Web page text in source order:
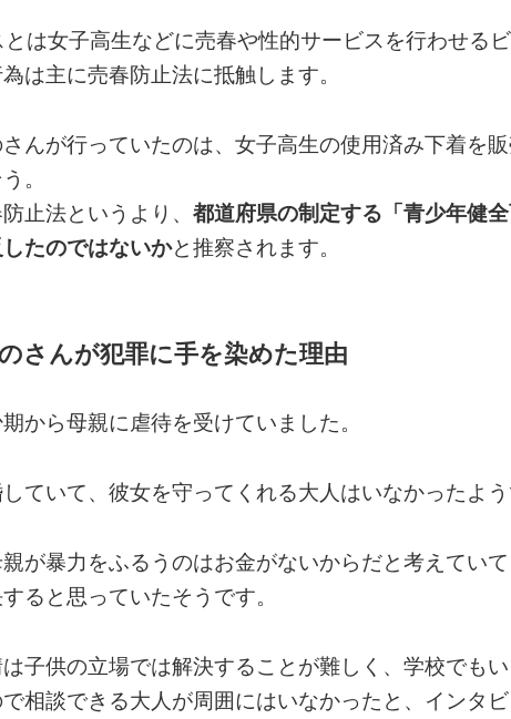
は女子高生などに売春や性的サービスを行わせる
は主に売春防止法に抵触します。
んが行っていたのは、女子高生の使用済み下着を
。
止法というより、都道府県の制定する「青少年健
たのではないかと推察されます。
さんが犯罪に手を染めた理由
から母親に虐待を受けていました。
ていて、彼女を守ってくれる大人はいなかったよう
が暴力をふるうのはお金がないからだと考えてい
ると思っていたそうです。
子供の立場では解決することが難しく、学校でも
相談できる大人が周囲にはいなかったと、インタ